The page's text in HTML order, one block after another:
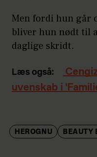
Men fordi hun går
bliver hun nødt til
daglige skridt.
Læs også:
uvenskab i
HEROGNU BEAUTY